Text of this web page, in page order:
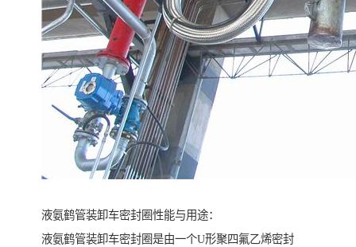
液氨鹤管装卸车密封圈性能与用途：
液氨鹤管装卸车密封圈是由一个U形聚四氟乙烯密封